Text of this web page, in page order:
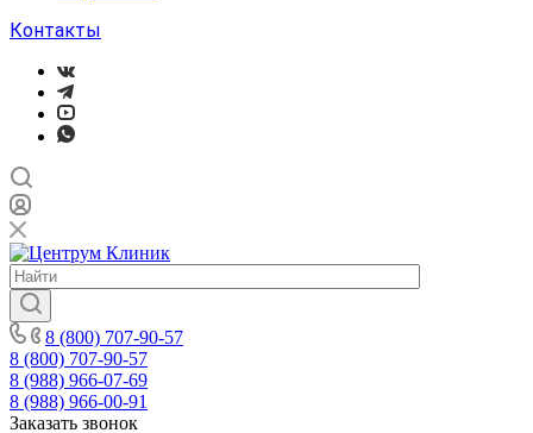
Контакты
8 (800) 707-90-57
8 (800) 707-90-57
8 (988) 966-07-69
8 (988) 966-00-91
Заказать звонок